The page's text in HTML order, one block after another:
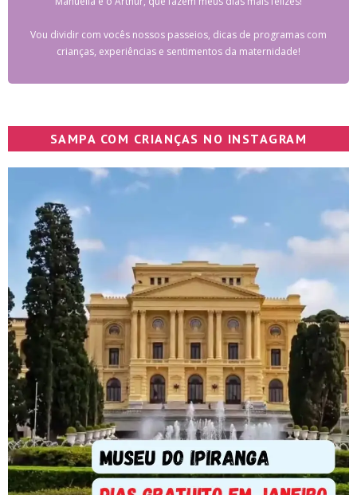
Vou dividir com vocês nossos passeios, dicas de programas com
crianças, experiências e sentimentos da maternidade!
SAMPA COM CRIANÇAS NO INSTAGRAM